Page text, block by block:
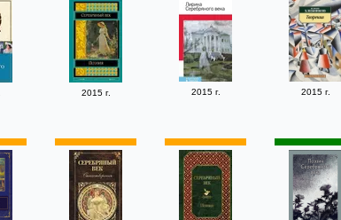
2015 г. 2015 г. 2015 г.